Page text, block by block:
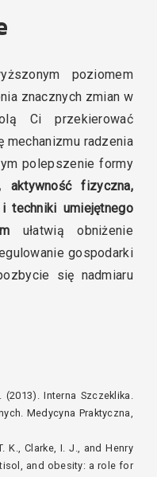
poziomem
znacznych zmian w
Ci przekierować
mechanizmu radzenia
polepszenie formy
aktywność fizyczna,
techniki umiejętnego
ułatwią obniżenie
gospodarki
się nadmiaru
Interna Szczeklika.
Medycyna Praktyczna,
K., Clarke, I. J., and Henry
and obesity: a role for